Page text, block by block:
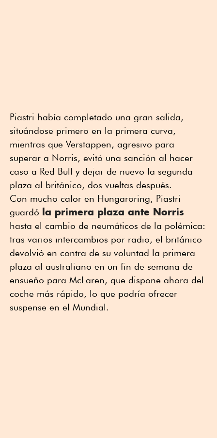
Piastri había completado una gran salida,
situándose primero en la primera curva,
mientras que Verstappen, agresivo para
superar a Norris, evitó una sanción al hacer
caso a Red Bull y dejar de nuevo la segunda
plaza al británico, dos vueltas después.
Con mucho calor en Hungaroring, Piastri
guardó la primera plaza ante Norris
hasta el cambio de neumáticos de la polémica:
tras varios intercambios por radio, el británico
devolvió en contra de su voluntad la primera
plaza al australiano en un fin de semana de
ensueño para McLaren, que dispone ahora del
coche más rápido, lo que podría ofrecer
suspense en el Mundial.